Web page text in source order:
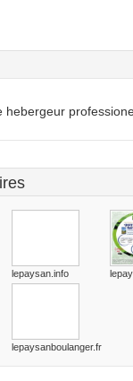
hebergeur
lepaysan.info
lepaysanboulanger.fr